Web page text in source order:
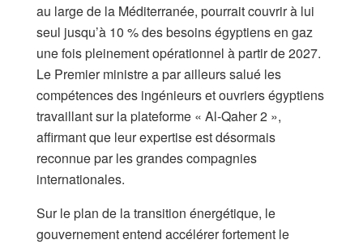
au large de la Méditerranée, pourrait couvrir à lui
seul jusqu’à 10 % des besoins égyptiens en gaz
une fois pleinement opérationnel à partir de 2027.
Le Premier ministre a par ailleurs salué les
compétences des ingénieurs et ouvriers égyptiens
travaillant sur la plateforme « Al-Qaher 2 »,
affirmant que leur expertise est désormais
reconnue par les grandes compagnies
internationales.
Sur le plan de la transition énergétique, le
gouvernement entend accélérer fortement le